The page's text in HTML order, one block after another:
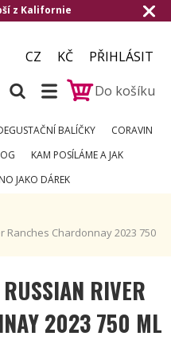
z Kalifornie
CZ KČ
PŘIHLÁSIT
Do košíku
BALÍČKY
CORAVIN
KAM POSÍLÁME A JAK
JAKO DÁREK
Ranches Chardonnay 2023 750
RIVER
2023 750 ML